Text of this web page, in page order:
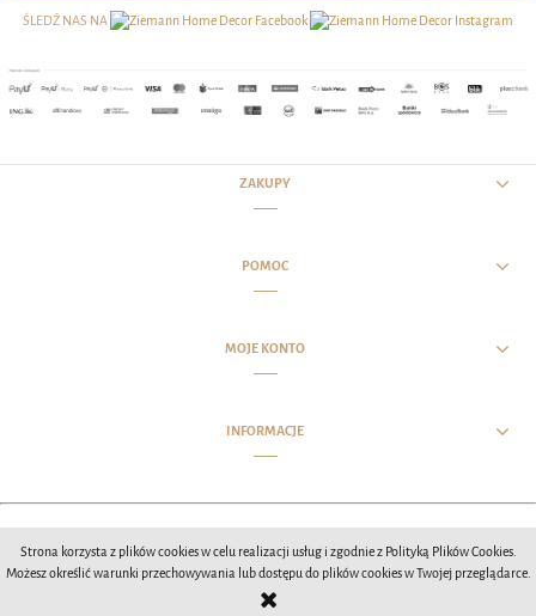
Strona korzysta z plików cookies w celu realizacji usług i zgodnie z Polityką Plików Cookies.
Możesz określić warunki przechowywania lub dostępu do plików cookies w Twojej przeglądarce.
ŚLEDŹ NAS NA
ZAKUPY
POMOC
MOJE KONTO
INFORMACJE
Opracowanie wizualne witryny MCIStudios 2020
POKAŻ PEŁNĄ WERSJĘ STRONY
Sklep internetowy Shoper.pl